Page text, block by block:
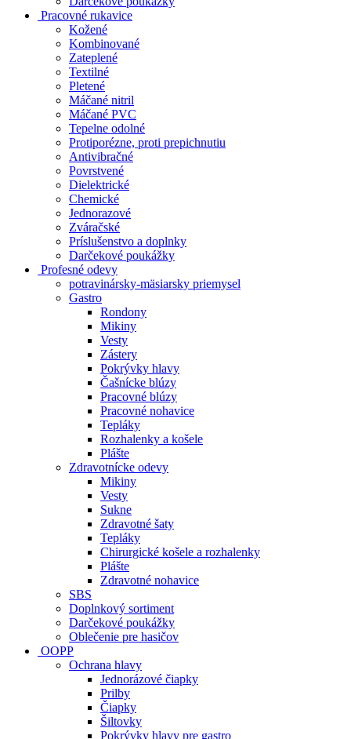
Pracovné rukavice
Kožené
Kombinované
Zateplené
Textilné
Pletené
Máčané nitril
Máčané PVC
Tepelne odolné
Protiporézne, proti prepichnutiu
Antivibračné
Povrstvené
Dielektrické
Chemické
Jednorazové
Zváračské
Príslušenstvo a doplnky
Darčekové poukážky
Profesné odevy
potravinársky-mäsiarsky priemysel
Gastro
Rondony
Mikiny
Vesty
Zástery
Pokrývky hlavy
Čašnícke blúzy
Pracovné blúzy
Pracovné nohavice
Tepláky
Rozhalenky a košele
Plášte
Zdravotnícke odevy
Mikiny
Vesty
Sukne
Zdravotné šaty
Tepláky
Chirurgické košele a rozhalenky
Plášte
Zdravotné nohavice
SBS
Doplnkový sortiment
Darčekové poukážky
Oblečenie pre hasičov
OOPP
Ochrana hlavy
Jednorázové čiapky
Prilby
Čiapky
Šiltovky
Pokrývky hlavy pre gastro